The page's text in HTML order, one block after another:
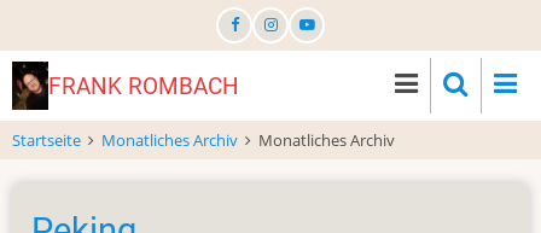
zum
InhaltFRANK ROMBACH
Startseite Monatliches Archiv Monatliches Archiv